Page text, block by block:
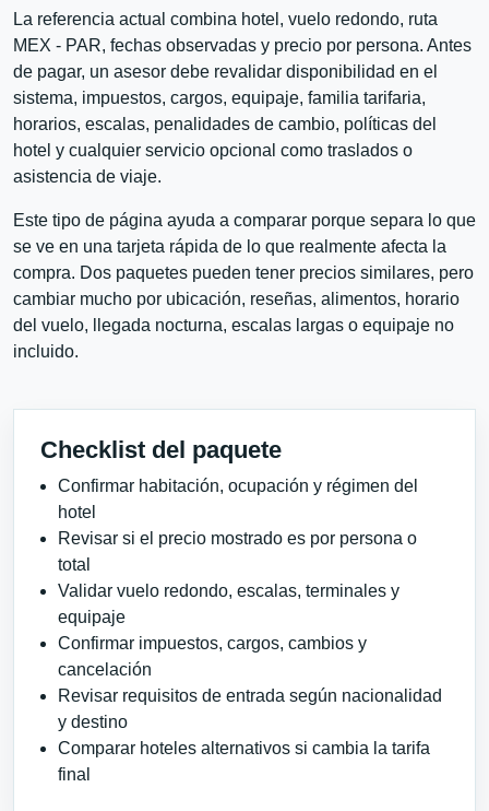
La referencia actual combina hotel, vuelo redondo, ruta
MEX - PAR, fechas observadas y precio por persona. Antes
de pagar, un asesor debe revalidar disponibilidad en el
sistema, impuestos, cargos, equipaje, familia tarifaria,
horarios, escalas, penalidades de cambio, políticas del
hotel y cualquier servicio opcional como traslados o
asistencia de viaje.
Este tipo de página ayuda a comparar porque separa lo que
se ve en una tarjeta rápida de lo que realmente afecta la
compra. Dos paquetes pueden tener precios similares, pero
cambiar mucho por ubicación, reseñas, alimentos, horario
del vuelo, llegada nocturna, escalas largas o equipaje no
incluido.
Checklist del paquete
Confirmar habitación, ocupación y régimen del
hotel
Revisar si el precio mostrado es por persona o
total
Validar vuelo redondo, escalas, terminales y
equipaje
Confirmar impuestos, cargos, cambios y
cancelación
Revisar requisitos de entrada según nacionalidad
y destino
Comparar hoteles alternativos si cambia la tarifa
final